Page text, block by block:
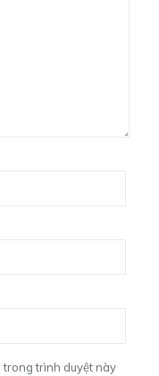
trong trình duyệt này